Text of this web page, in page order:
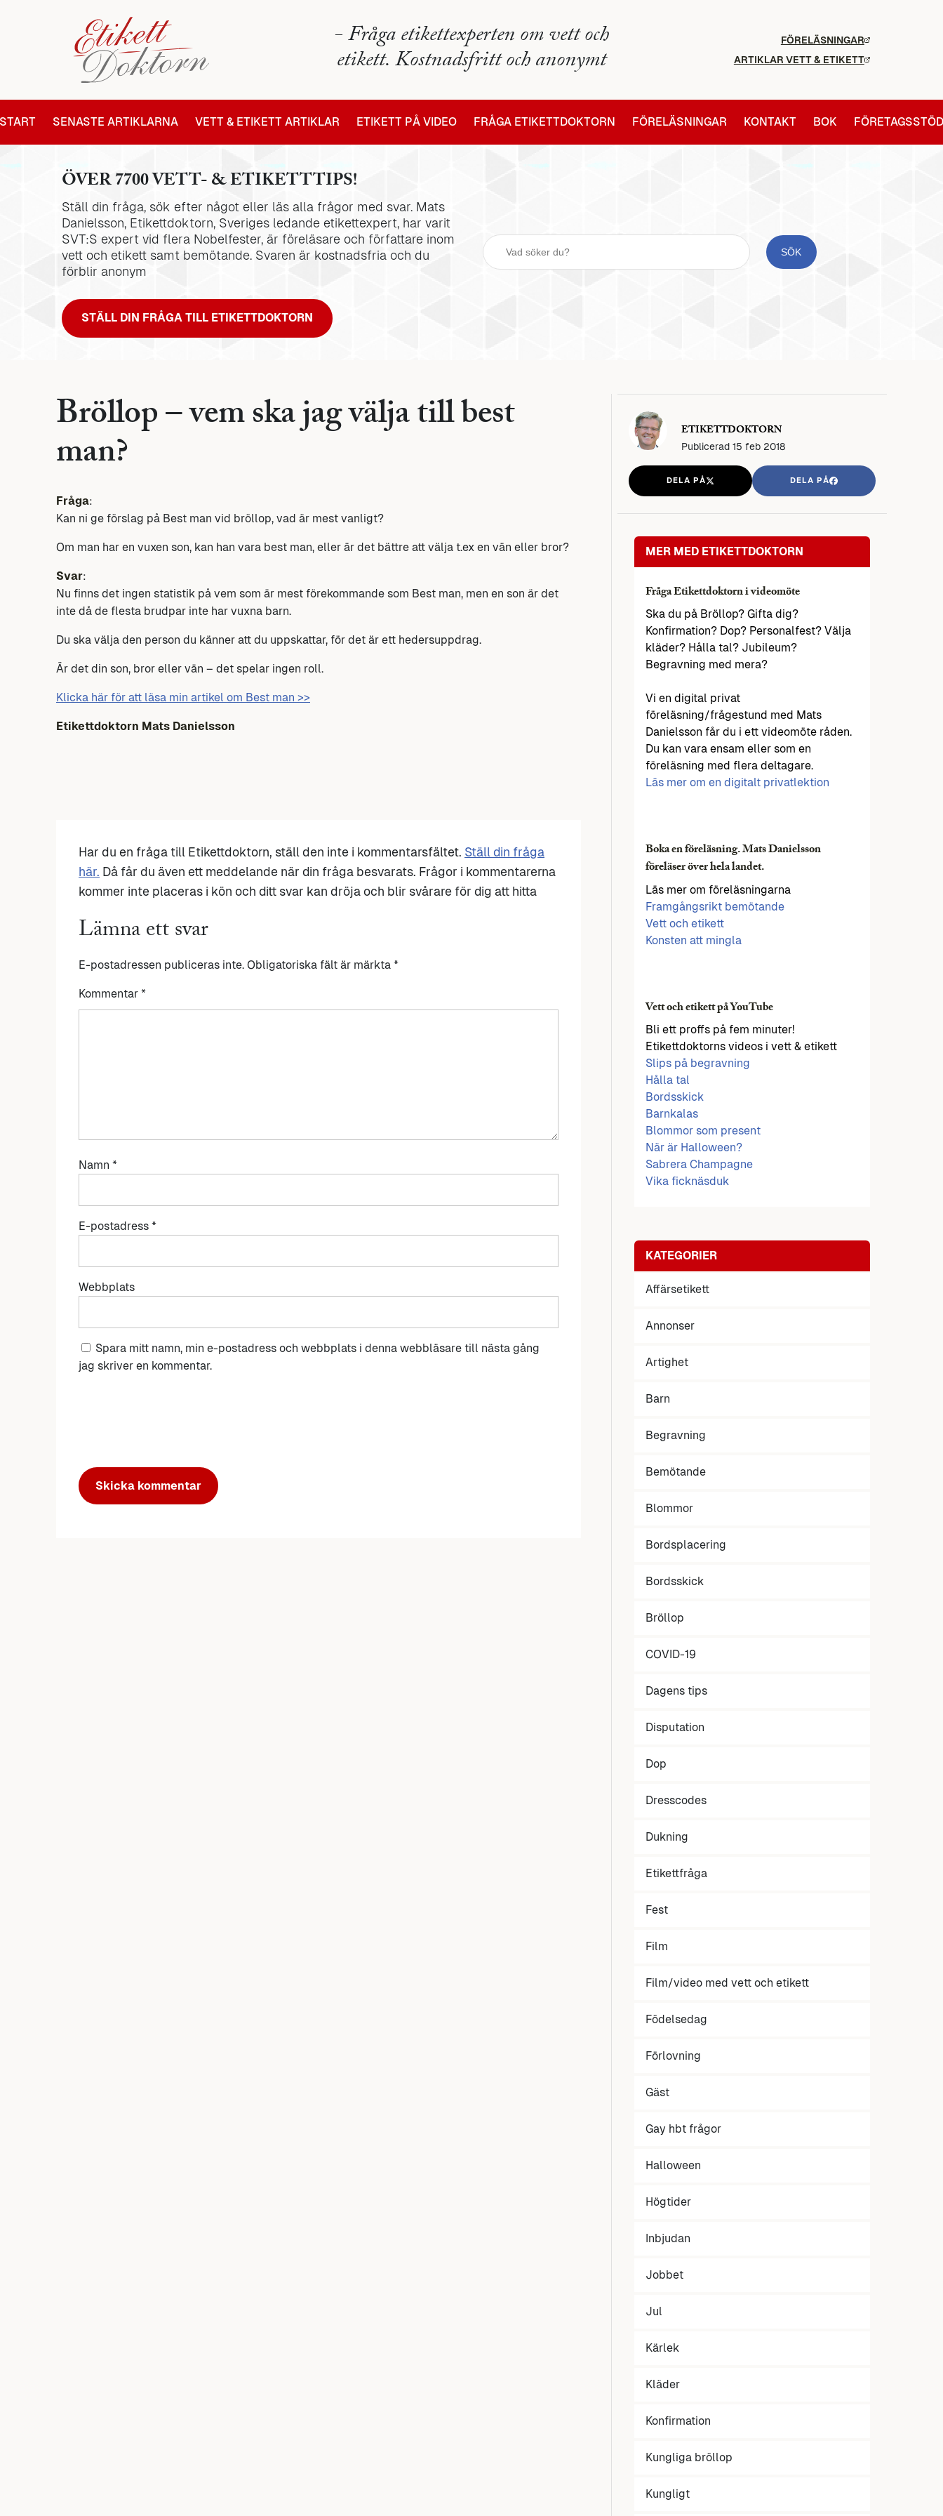
- Fråga etikettexperten om vett och
etikett. Kostnadsfritt och anonymt
FÖRELÄSNINGAR
ARTIKLAR VETT & ETIKETT
START SENASTE ARTIKLARNA VETT & ETIKETT ARTIKLAR ETIKETT PÅ VIDEO FRÅGA ETIKETTDOKTORN FÖRELÄSNINGAR KONTAKT BOK FÖRETAGSSTÖD
ÖVER 7700 VETT- & ETIKETTTIPS!
Ställ din fråga, sök efter något eller läs alla frågor med svar. Mats
Danielsson, Etikettdoktorn, Sveriges ledande etikettexpert, har varit
SVT:S expert vid flera Nobelfester, är föreläsare och författare inom
vett och etikett samt bemötande. Svaren är kostnadsfria och du
förblir anonym
STÄLL DIN FRÅGA TILL ETIKETTDOKTORN
Bröllop – vem ska jag välja till best
man?
Fråga:
Kan ni ge förslag på Best man vid bröllop, vad är mest vanligt?
Om man har en vuxen son, kan han vara best man, eller är det bättre att välja t.ex en vän eller bror?
Svar:
Nu finns det ingen statistik på vem som är mest förekommande som Best man, men en son är det
inte då de flesta brudpar inte har vuxna barn.
Du ska välja den person du känner att du uppskattar, för det är ett hedersuppdrag.
Är det din son, bror eller vän – det spelar ingen roll.
Klicka här för att läsa min artikel om Best man >>
Etikettdoktorn Mats Danielsson
Har du en fråga till Etikettdoktorn, ställ den inte i kommentarsfältet. Ställ din fråga
här. Då får du även ett meddelande när din fråga besvarats. Frågor i kommentarerna
kommer inte placeras i kön och ditt svar kan dröja och blir svårare för dig att hitta
Lämna ett svar
E-postadressen publiceras inte. Obligatoriska fält är märkta *
Kommentar *
Namn *
E-postadress *
Webbplats
Spara mitt namn, min e-postadress och webbplats i denna webbläsare till nästa gång
jag skriver en kommentar.
ETIKETTDOKTORN
Publicerad 15 feb 2018
DELA PÅ DELA PÅ
MER MED ETIKETTDOKTORN
Fråga Etikettdoktorn i videomöte
Ska du på Bröllop? Gifta dig?
Konfirmation? Dop? Personalfest? Välja
kläder? Hålla tal? Jubileum?
Begravning med mera?
Vi en digital privat
föreläsning/frågestund med Mats
Danielsson får du i ett videomöte råden.
Du kan vara ensam eller som en
föreläsning med flera deltagare.
Läs mer om en digitalt privatlektion
Boka en föreläsning. Mats Danielsson
föreläser över hela landet.
Läs mer om föreläsningarna
Framgångsrikt bemötande
Vett och etikett
Konsten att mingla
Vett och etikett på YouTube
Bli ett proffs på fem minuter!
Etikettdoktorns videos i vett & etikett
Slips på begravning
Hålla tal
Bordsskick
Barnkalas
Blommor som present
När är Halloween?
Sabrera Champagne
Vika ficknäsduk
KATEGORIER
Affärsetikett
Annonser
Artighet
Barn
Begravning
Bemötande
Blommor
Bordsplacering
Bordsskick
Bröllop
COVID-19
Dagens tips
Disputation
Dop
Dresscodes
Dukning
Etikettfråga
Fest
Film
Film/video med vett och etikett
Födelsedag
Förlovning
Gäst
Gay hbt frågor
Halloween
Högtider
Inbjudan
Jobbet
Jul
Kärlek
Kläder
Konfirmation
Kungliga bröllop
Kungligt